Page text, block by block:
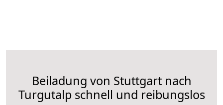
Beiladung von Stuttgart nach
Turgutalp schnell und reibungslos